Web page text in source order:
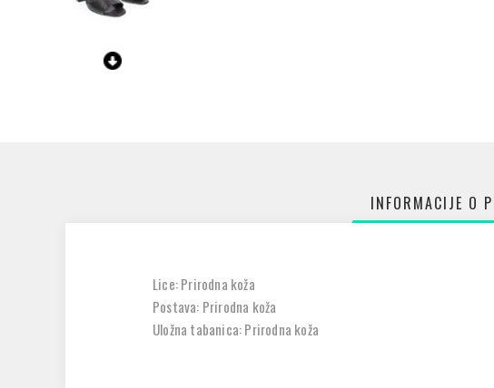
INFORMACIJE O
Lice: Prirodna koža
Postava: Prirodna koža
Uložna tabanica: Prirodna koža